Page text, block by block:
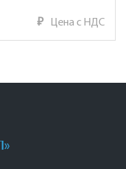
₽ Цена с НДС